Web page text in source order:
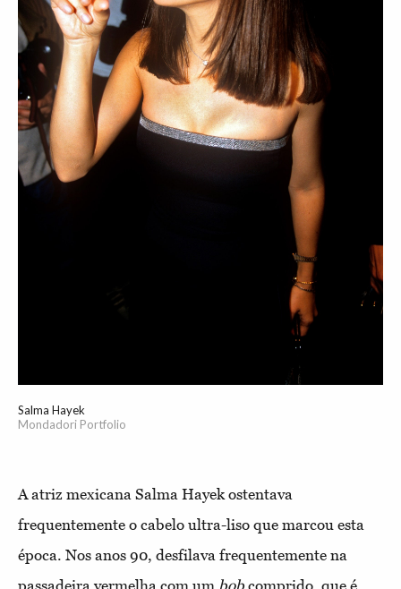
Salma Hayek
Mondadori Portfolio
A atriz mexicana Salma Hayek ostentava
frequentemente o cabelo ultra-liso que marcou esta
época. Nos anos 90, desfilava frequentemente na